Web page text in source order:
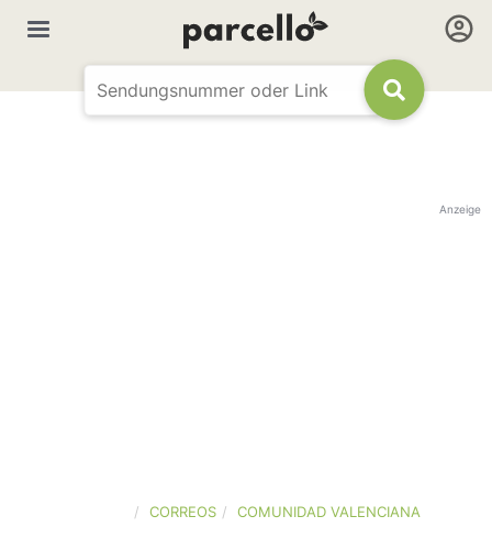
Anzeige
CORREOS COMUNIDAD VALENCIANA